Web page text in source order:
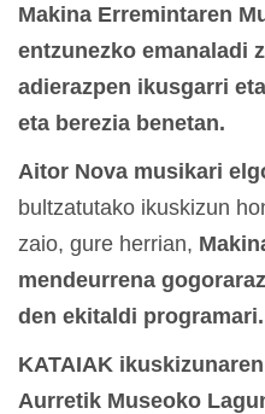
Makina Erremintaren
entzunezko emanaladi
adierazpen ikusgarri
eta berezia benetan.
Aitor Nova musikari
bultzatutako ikuskizun
zaio, gure herrian,
mendeurrena
den ekitaldi programari.
KATAIAK
Aurretik Museoko